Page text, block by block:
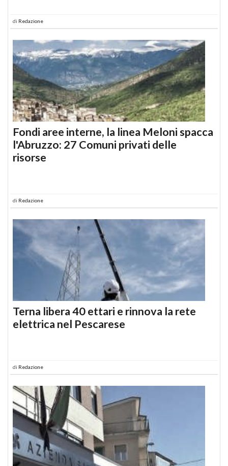
di Redazione
Fondi aree interne, la linea Meloni spacca
l'Abruzzo: 27 Comuni privati delle
risorse
di Redazione
Terna libera 40 ettari e rinnova la rete
elettrica nel Pescarese
di Redazione